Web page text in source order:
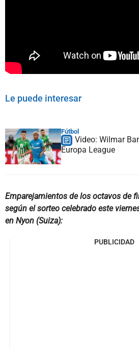
Le puede interesar
Fútbol
Video: Wilmar
Europa League
Emparejamientos de los octavos de
según el sorteo celebrado este
en Nyon (Suiza):
PUBLICIDAD